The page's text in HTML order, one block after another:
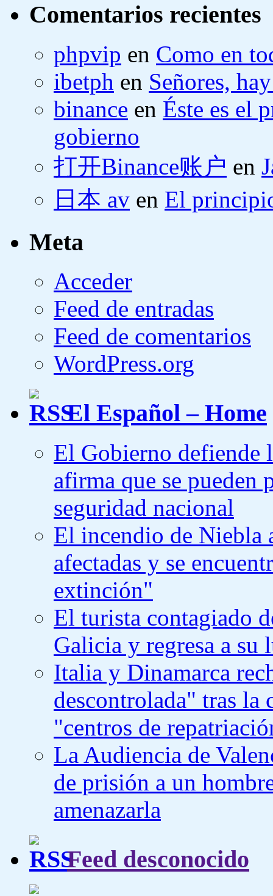
Comentarios recientes
phpvip en Como en
ibetph en Señores,
binance en Éste es el
gobierno
打开Binance账户 en
日本 av en El
Meta
Acceder
Feed de entradas
Feed de comentarios
WordPress.org
El Español – Home
El Gobierno defiende
afirma que se pueden
seguridad nacional
El incendio de Niebla
afectadas y se
extinción"
El turista contagiado
Galicia y regresa a su
Italia y Dinamarca
descontrolada" tras la
"centros de
La Audiencia de
de prisión a un
amenazarla
Feed desconocido